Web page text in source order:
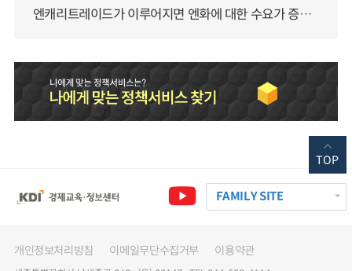
엔캐리트레이드가 이루어지면 엔화에 대한 수요가 증가하지 않나요?
FAMILY SITE
개인정보처리방침 이메일무단수집거부 이용약관
TOP